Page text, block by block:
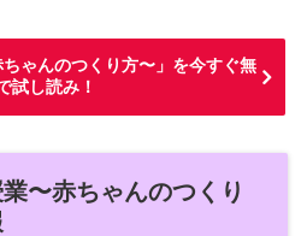
ちゃんのつくり方〜」を今すぐ無
試し読み！
業〜赤ちゃんのつくり